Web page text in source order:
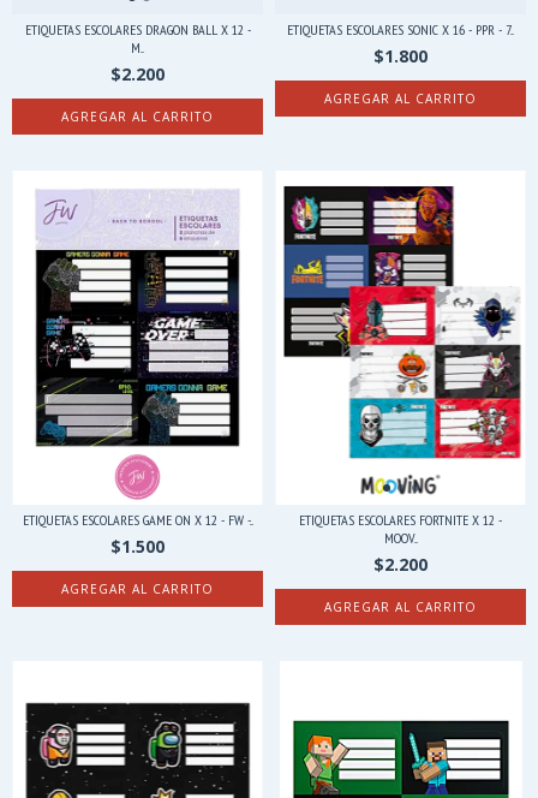
ETIQUETAS ESCOLARES DRAGON BALL X 12 -
M...
$2.200
ETIQUETAS ESCOLARES SONIC X 16 - PPR - 7...
$1.800
ETIQUETAS ESCOLARES GAME ON X 12 - FW -...
$1.500
ETIQUETAS ESCOLARES FORTNITE X 12 -
MOOV...
$2.200
AGREGAR AL CARRITO